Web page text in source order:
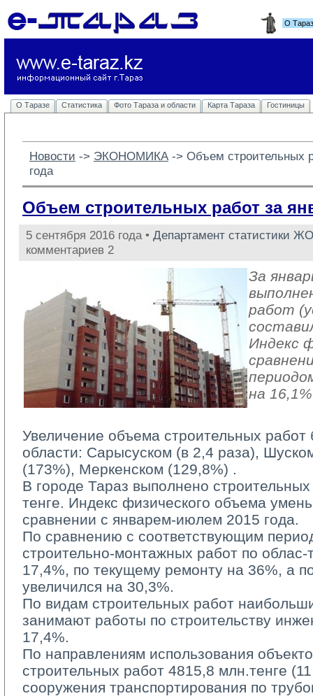
О
О Таразе Статистика Фото Тараза и области Карта Тараза Гостиницы
Новости -> ЭКОНОМИКА -> Объем строительных
года
Объем строительных работ за
5 сентября 2016 года • Департамент статистики ЖО
комментариев 2
За
работ
Индекс
на
Увеличение объема строительных
области: Сарысуском (в 2,4 раза),
(173%), Меркенском (129,8%) .
В городе Тараз выполнено
тенге. Индекс физического объема
сравнении с январем-июлем 2015 года.
По сравнению с соответствующим
строительно-монтажных работ по
17,4%, по текущему ремонту на 36%, а
увеличился на 30,3%.
По видам строительных работ
занимают работы по строительству
17,4%.
По направлениям использования
строительных работ 4815,8 млн.тенге
сооружения транспортирования по